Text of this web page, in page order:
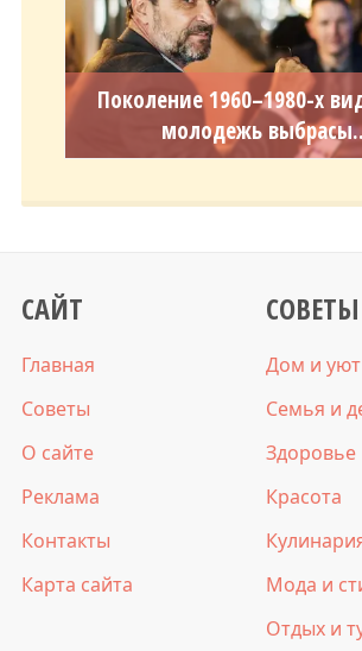
Поколение 1960–1980-х
молодежь
САЙТ
Главная
Советы
О сайте
Реклама
Контакты
Карта сайта
СОВЕТЫ
Дом и уют
Семья и
Здоровье
Красота
Мода и
Отдых и